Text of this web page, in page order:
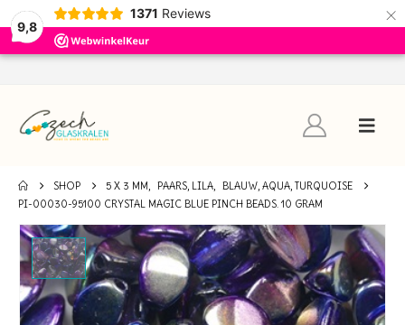
9,8
1371 Reviews ×
SHOP 5 X 3 MM, PAARS, LILA, BLAUW, AQUA, TURQUOISE
PI-00030-95100 CRYSTAL MAGIC BLUE PINCH BEADS. 10 GRAM